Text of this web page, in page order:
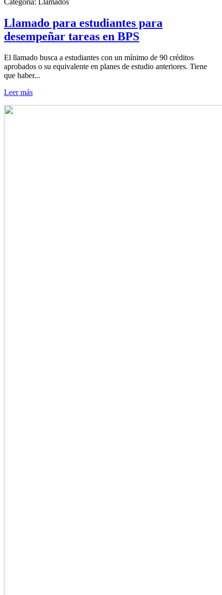
Categoría: Llamados
Llamado para estudiantes para
desempeñar tareas en BPS
El llamado busca a estudiantes con un mínimo de 90 créditos
aprobados o su equivalente en planes de estudio anteriores. Tiene
que haber...
Leer más